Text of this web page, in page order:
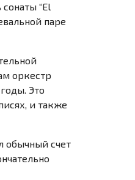
“El
паре
оркестр
Это
и также
обычный счет